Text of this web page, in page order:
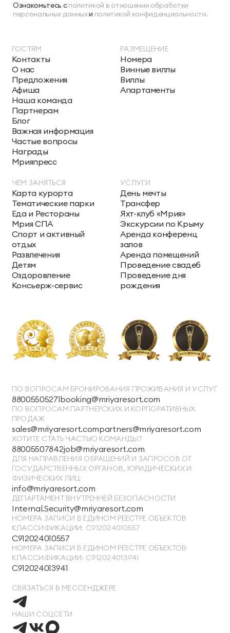
Ознакомьтесь сполитикой в отношении обработки
персональных данныхи политикой конфиденциальности.
ГОСТЯМ
Контакты
О нас
Предложения
Афиша
Наша команда
Партнерам
Блог
Важная информация
Частые вопросы
Награды
Мрияпресс
РАЗМЕЩЕНИЕ
Номера
Винные виллы
Виллы
Апартаменты
ЧЕМ ЗАНЯТЬСЯ
Карта курорта
Тематические парки
Еда и Рестораны
Мрия СПА
Спорт и активный
отдых
Развлечения
Детям
Оздоровление
Консьерж-сервис
УСЛУГИ
День мечты
Трансфер
Яхт-клуб «Мрия»
Экскурсии по Крыму
Аренда конференц
залов
Аренда помещений
Проведение свадеб
Проведение дня
рождения
ПО ВОПРОСАМ БРОНИРОВАНИЯ ПРОЖИВАНИЯ И УСЛУГ
88005505271booking@mriyaresort.com
ПО ВОПРОСАМ ПАРТНЕРСКИХ И КОРПОРАТИВНЫХ
ПРОДАЖ
sales@mriyaresort.compartners@mriyaresort.com
ХОТИТЕ СТАТЬ ЧАСТЬЮ КОМАНДЫ?
88005507842job@mriyaresort.com
ДЛЯ НАПРАВЛЕНИЯ ОБРАЩЕНИЙ И ЗАПРОСОВ ОТ
ГОСУДАРСТВЕННЫХ ОРГАНОВ, ЮРИДИЧЕСКИХ И
ФИЗИЧЕСКИХ ЛИЦ
info@mriyaresort.com
ДЕПАРТАМЕНТ ВНУТРЕННЕЙ БЕЗОПАСНОСТИ
Internal.Security@mriyaresort.com
НОМЕРА ЗАПИСИ В ЕДИНОМ РЕЕСТРЕ ОБЪЕКТОВ
КЛАССИФИКАЦИИ: С912024010557
С912024010557
НОМЕРА ЗАПИСИ В ЕДИНОМ РЕЕСТРЕ ОБЪЕКТОВ
КЛАССИФИКАЦИИ: С912024013941
С912024013941
СВЯЗАТЬСЯ В МЕССЕНДЖЕРЕ
НАШИ СОЦСЕТИ